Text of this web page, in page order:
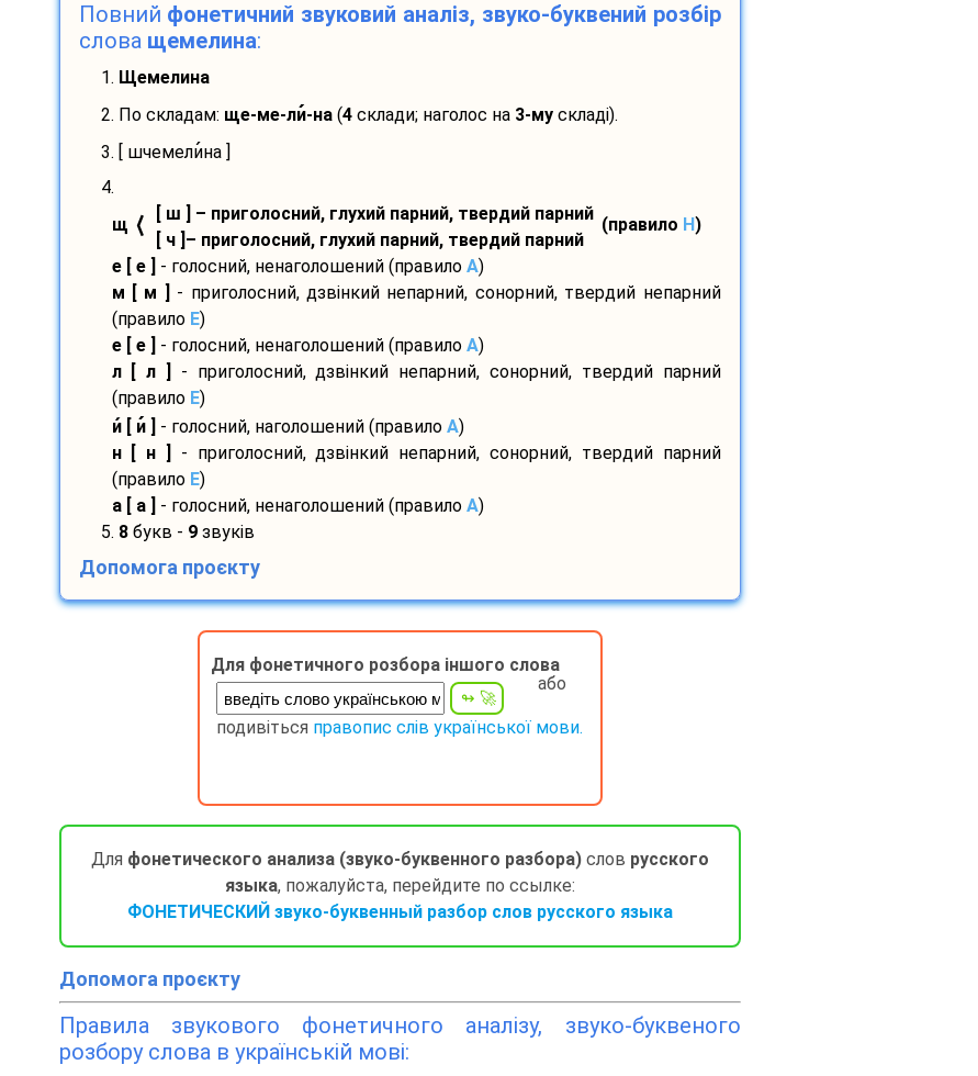
Повний фонетичний звуковий аналіз, звуко-буквений розбір
слова щемелина:
1. Щемелина
2. По складам: ще-ме-ли-на(4склади; наголос на 3-мускладі).
3. [ шчемелина ]
4.
щ ⟨
[ ш ] – приголосний, глухий парний, твердий парний
[ ч ]– приголосний, глухий парний, твердий парний
(правило H)
е [ е ]
- голосний, ненаголошений (правило A)
м [ м ]
- приголосний, дзвінкий непарний, сонорний, твердий непарний
(правило E)
е [ е ]
- голосний, ненаголошений (правило A)
л [ л ]
- приголосний, дзвінкий непарний, сонорний, твердий парний
(правило E)
и[ и] - голосний, наголошений (правило A)
н [ н ]
- приголосний, дзвінкий непарний, сонорний, твердий парний
(правило E)
а [ а ]
- голосний, ненаголошений (правило A)
5. 8букв - 9звуків
Допомога проєкту
Для фонетичного розбора іншого слова
або
подивіться правопис слів української мови.
Для фонетического анализа (звуко-буквенного разбора)слов русского
языка, пожалуйста, перейдите по ссылке:
ФОНЕТИЧЕСКИЙ звуко-буквенный разбор слов русского языка
Допомога проєкту
Правила звукового фонетичного аналізу, звуко-буквеного
розбору слова в українській мові: